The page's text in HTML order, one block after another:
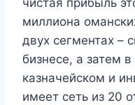
чистая прибыль
миллиона
двух сегментах –
бизнесе, а затем
казначейском и
имеет сеть из 20